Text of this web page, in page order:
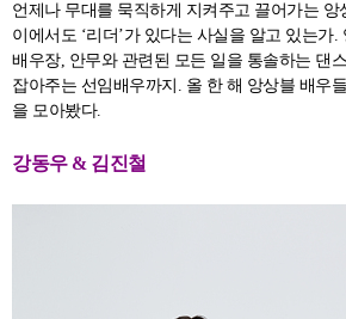
언제나 무대를 묵직하게 지켜주고 끌어가는 앙
이에서도 ‘리더’가 있다는 사실을 알고 있는가
배우장, 안무와 관련된 모든 일을 통솔하는 댄
잡아주는 선임배우까지. 올 한 해 앙상블 배우
을 모아봤다.
강동우 & 김진철